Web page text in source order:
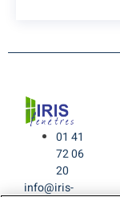
01 41
72 06
20
info@iris-